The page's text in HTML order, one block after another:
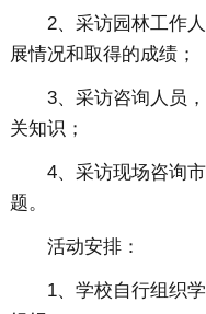
2、采访园林工作
展情况和取得的成绩；
3、采访咨询人员
关知识；
4、采访现场咨询
题。
活动安排：
1、学校自行组织